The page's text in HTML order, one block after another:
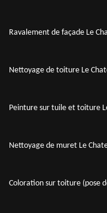
Ravalement de façade Le
Nettoyage de toiture Le
Peinture sur tuile et toiture
Nettoyage de muret Le
Coloration sur toiture (pose